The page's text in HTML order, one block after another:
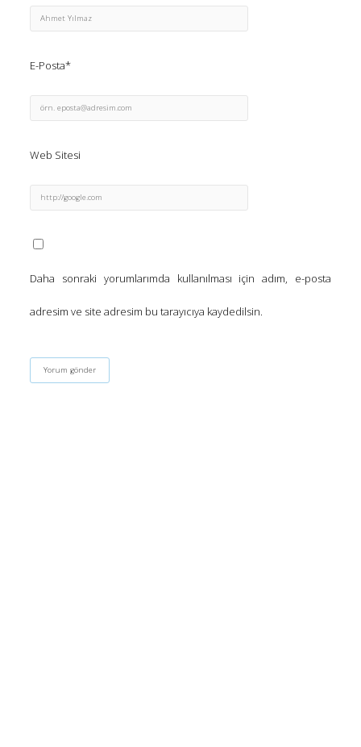
E-Posta*
Web Sitesi
Daha sonraki yorumlarımda kullanılması için adım, e-posta
adresim ve site adresim bu tarayıcıya kaydedilsin.